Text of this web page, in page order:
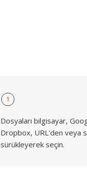
1
Dosyaları bilgisayar,
Dropbox, URL'den veya
sürükleyerek seçin.